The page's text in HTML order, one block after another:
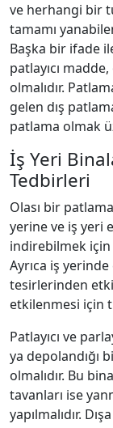
ve herhangi bir
tamamı
Başka bir ifade
patlayıcı
olmalıdır.
gelen dış
patlama olmak
İş Yeri
Tedbirleri
Olası bir
yerine ve iş yeri
indirebilmek için
Ayrıca iş
tesirlerinden
etkilenmesi için
Patlayıcı ve
ya depolandığı
olmalıdır. Bu
tavanları ise
yapılmalıdır.